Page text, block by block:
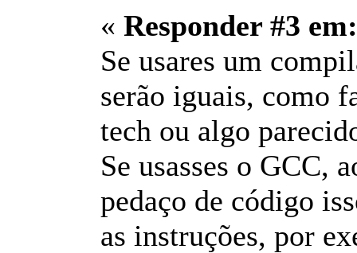
« Responder #3 em:
Se usares um
serão iguais, como
tech ou algo
Se usasses o GCC,
pedaço de código
as instruções, por